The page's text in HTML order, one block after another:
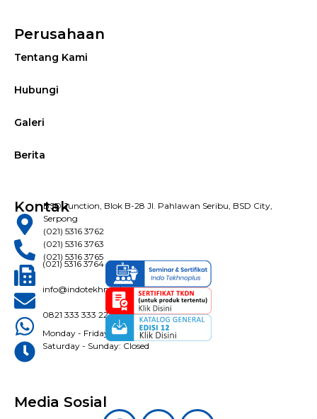
Perusahaan
Tentang Kami
Hubungi
Galeri
Berita
KontakBSD Junction, Blok B-28 Jl. Pahlawan Seribu, BSD City,
Serpong
(021) 5316 3762
(021) 5316 3763
(021) 5316 3765
(021) 5316 3764
info@indotekhnoplus.com
0821 333 333 22
Monday - Friday: 08:30 - 16:30 WIB
Saturday - Sunday: Closed
Media Sosial